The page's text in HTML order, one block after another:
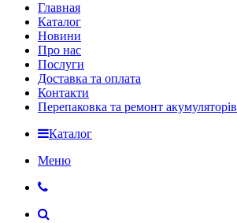
Главная
Каталог
Новини
Про нас
Послуги
Доставка та оплата
Контакти
Перепаковка та ремонт акумуляторів
Каталог
Меню